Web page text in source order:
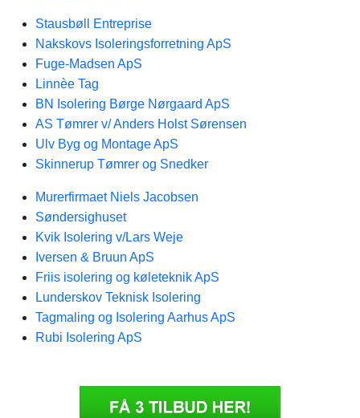
Stausbøll Entreprise
Nakskovs Isoleringsforretning ApS
Fuge-Madsen ApS
Linnèe Tag
BN Isolering Børge Nørgaard ApS
AS Tømrer v/ Anders Holst Sørensen
Ulv Byg og Montage ApS
Skinnerup Tømrer og Snedker
Murerfirmaet Niels Jacobsen
Søndersighuset
Kvik Isolering v/Lars Weje
Iversen & Bruun ApS
Friis isolering og køleteknik ApS
Lunderskov Teknisk Isolering
Tagmaling og Isolering Aarhus ApS
Rubi Isolering ApS